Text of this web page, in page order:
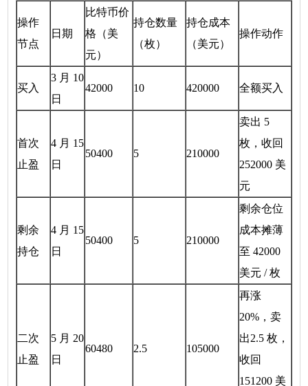
操作
节点
日期
比特币价
格（美
元）
持仓数量
（枚）
持仓成本
（美元）
操作动作
买入
3 月 10
日
42000 10 420000 全额买入
首次
止盈
4 月 15
日
50400 5 210000
卖出 5
枚，收回
252000 美
元
剩余
持仓
4 月 15
日
50400 5 210000
剩余仓位
成本摊薄
至 42000
美元 / 枚
二次
止盈
5 月 20
日
60480 2.5 105000
再涨
20%，卖
出2.5 枚，
收回
151200 美